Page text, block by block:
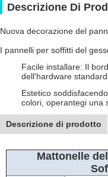
Descrizione Di
Nuova decorazione del
I pannelli per soffitti del
Facile installare: Il
dell'hardware standard.
Estetico
colori, operantegi una
Descrizione di prodotto
Mattonelle